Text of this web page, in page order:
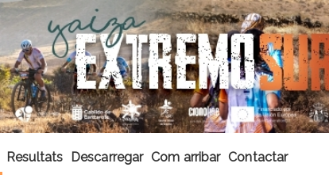
Resultats Descarregar Com arribar Contactar